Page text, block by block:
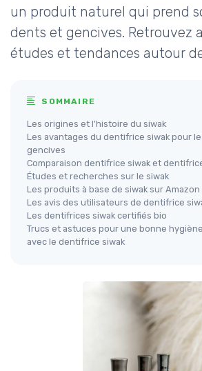
un produit naturel qui prend
dents et gencives. Retrouvez
études et tendances autour
SOMMAIRE
Les origines et l'histoire du siwak
Les avantages du dentifrice siwak pour
gencives
Comparaison dentifrice siwak et
Études et recherches sur le siwak
Les produits à base de siwak sur Amazon
Les avis des utilisateurs de dentifrice
Les dentifrices siwak certifiés bio
Trucs et astuces pour une bonne
avec le dentifrice siwak